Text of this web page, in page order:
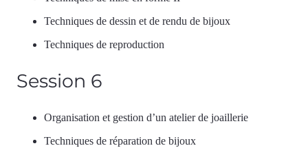
Techniques de dessin et de rendu de bijoux
Techniques de reproduction
Session 6
Organisation et gestion d’un atelier de joaillerie
Techniques de réparation de bijoux